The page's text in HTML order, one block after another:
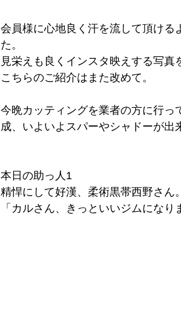
会員様に心地良く汗を流して頂け
た。
見栄えも良くインスタ映えする写真
こちらのご紹介はまた改めて。
今晩カッティングを業者の方に行
成、いよいよスパーやシャドーが出
本日の助っ人1
精悍にして好漢、柔術黒帯西野さん。
「カルさん、きっといいジムになり